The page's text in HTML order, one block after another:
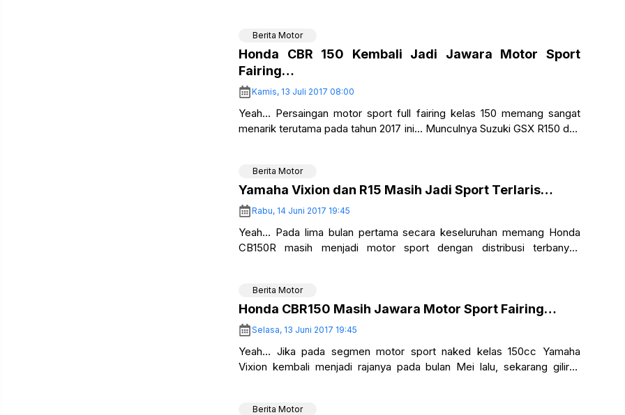
Berita Motor
Honda CBR 150 Kembali Jadi Jawara Motor Sport
Fairing…
Kamis, 13 Juli 2017 08:00
Yeah… Persaingan motor sport full fairing kelas 150 memang sangat
menarik terutama pada tahun 2017 ini… Munculnya Suzuki GSX R150 dan
Berita Motor
Yamaha Vixion dan R15 Masih Jadi Sport Terlaris…
Rabu, 14 Juni 2017 19:45
Yeah… Pada lima bulan pertama secara keseluruhan memang Honda
CB150R masih menjadi motor sport dengan distribusi terbanyak
Berita Motor
Honda CBR150 Masih Jawara Motor Sport Fairing…
Selasa, 13 Juni 2017 19:45
Yeah… Jika pada segmen motor sport naked kelas 150cc Yamaha
Vixion kembali menjadi rajanya pada bulan Mei lalu, sekarang giliran
Berita Motor